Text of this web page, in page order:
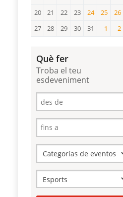
18 19
20 21 22 23 24
24
25 26
27 28 29 30 31 1 2
Què fer
Troba el teu
esdeveniment